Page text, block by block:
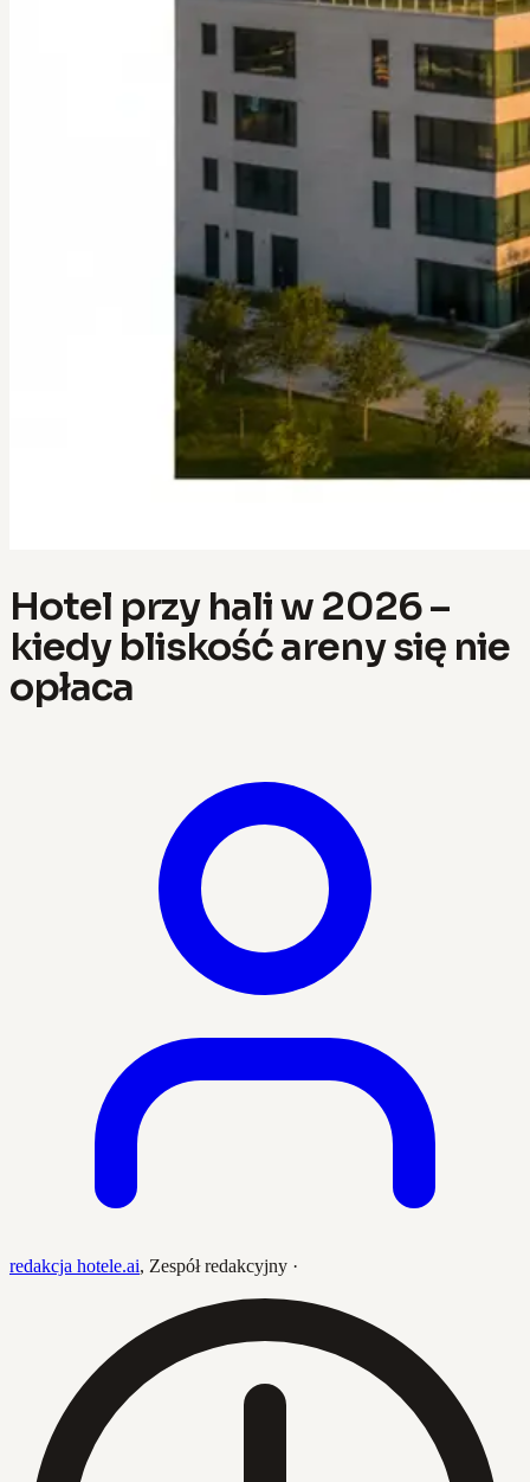
Hotel przy hali w 2026 –
kiedy bliskość areny się nie
opłaca
redakcja hotele.ai, Zespół redakcyjny ·